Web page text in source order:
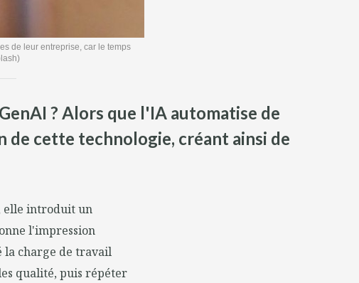
de leur entreprise, car le temps
? Alors que l'IA automatise de
de cette technologie, créant ainsi de
elle introduit un
l'impression
charge de travail
qualité, puis répéter